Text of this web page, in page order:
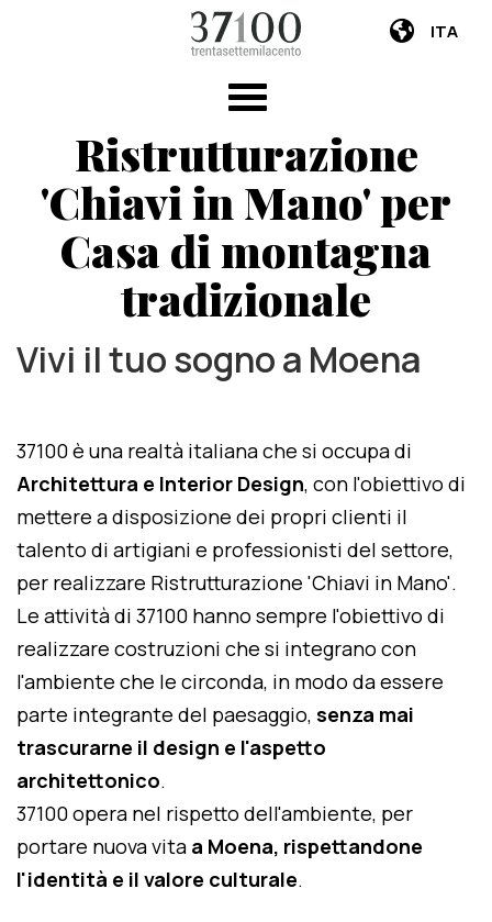
ITA
Ristrutturazione
'Chiavi in Mano' per
Casa di montagna
tradizionale
Vivi il tuo sogno a Moena
37100 è una realtà italiana che si occupa di
Architettura e Interior Design, con l'obiettivo di
mettere a disposizione dei propri clienti il
talento di artigiani e professionisti del settore,
per realizzare Ristrutturazione 'Chiavi in Mano'.
Le attività di 37100 hanno sempre l'obiettivo di
realizzare costruzioni che si integrano con
l'ambiente che le circonda, in modo da essere
parte integrante del paesaggio, senza mai
trascurarne il design e l'aspetto
architettonico.
37100 opera nel rispetto dell'ambiente, per
portare nuova vita a Moena, rispettandone
l'identità e il valore culturale.